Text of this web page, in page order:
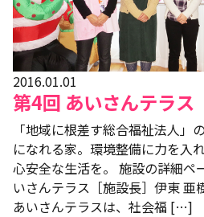
2016.01.01
第4回 あいさんテラス
「地域に根差す総合福祉法人」
になれる家。環境整備に力を入
心安全な生活を。 施設の詳細ペ
いさんテラス［施設長］伊東 亜
あいさんテラスは、社会福 […]